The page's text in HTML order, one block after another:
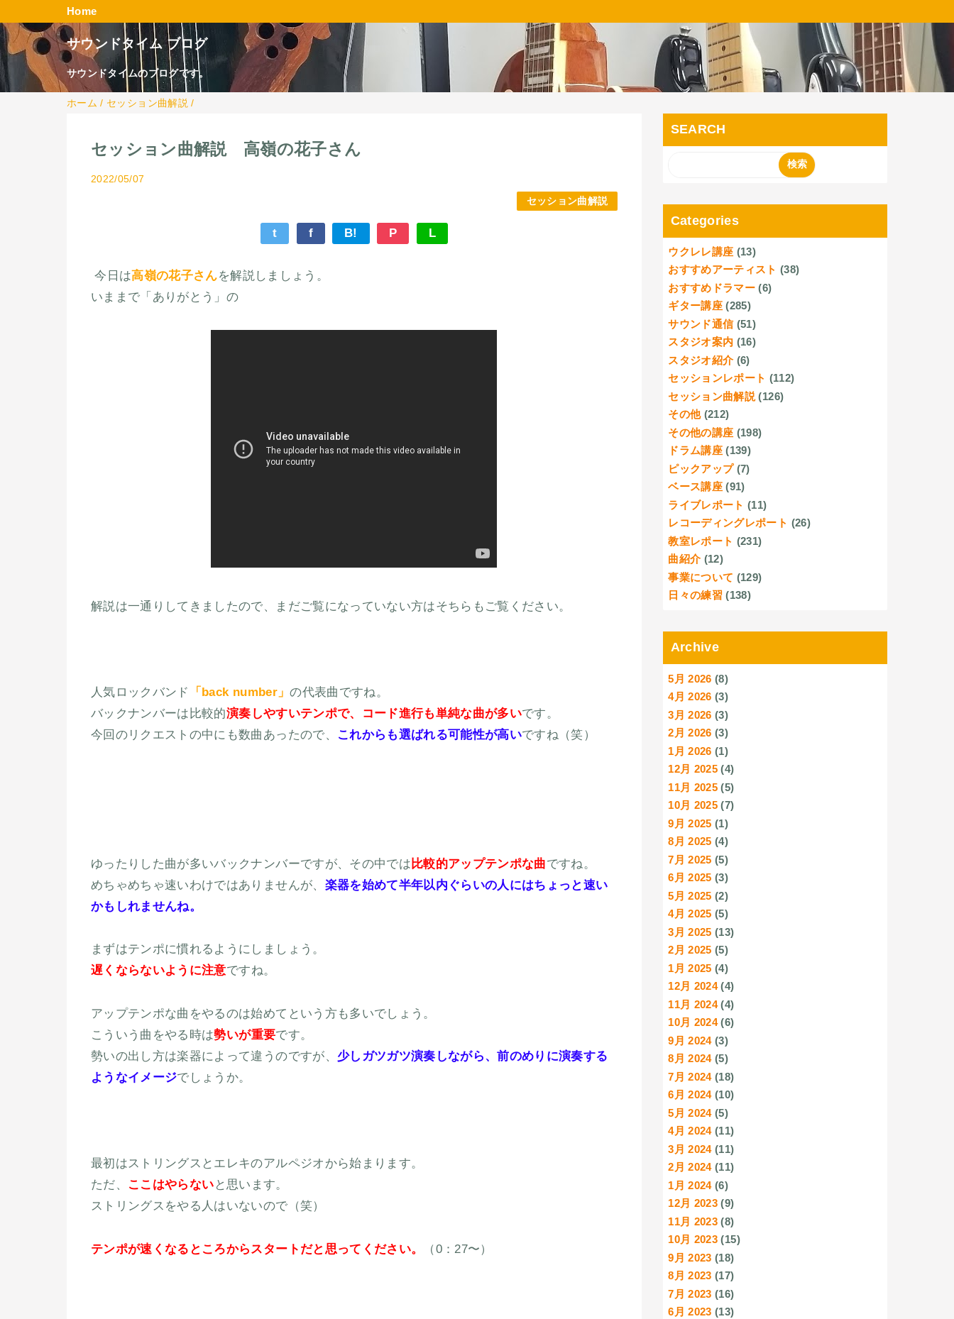
Home
サウンドタイム ブログ
サウンドタイムのブログです。
ホーム / セッション曲解説 /
セッション曲解説 高嶺の花子さん
2022/05/07
セッション曲解説
t f B! P L
今日は高嶺の花子さんを解説しましょう。
いままで「ありがとう」の
解説は一通りしてきましたので、まだご覧になっていない方はそちらもご覧ください。
人気ロックバンド 「back number」の代表曲ですね。
バックナンバーは比較的演奏しやすいテンポで、コード進行も単純な曲が多いです。
今回のリクエストの中にも数曲あったので、
これからも選ばれる可能性が高いですね（笑）
ゆったりした曲が多いバックナンバーですが、その中では 比較的アップテンポな曲ですね。
めちゃめちゃ速いわけではありませんが、 楽器を始めて半年以内ぐらいの人にはちょっと速い
かもしれませんね。
まずはテンポに慣れるようにしましょう。
遅くならないように注意ですね。
アップテンポな曲をやるのは始めてという方も多いでしょう。
こういう曲をやる時は勢いが重要です。
勢いの出し方は楽器によって違うのですが、 少しガツガツ演奏しながら、前のめりに演奏する
ようなイメージでしょうか。
最初はストリングスとエレキのアルペジオから始まります。
ただ、 ここはやらない と思います。
ストリングスをやる人はいないので（笑）
テンポが速くなるところからスタートだと思ってください。 （0：27〜）
SEARCH
Categories
ウクレレ講座 (13)
おすすめアーティスト (38)
おすすめドラマー (6)
ギター講座 (285)
サウンド通信 (51)
スタジオ案内 (16)
スタジオ紹介 (6)
セッションレポート (112)
セッション曲解説 (126)
その他 (212)
その他の講座 (198)
ドラム講座 (139)
ピックアップ (7)
ベース講座 (91)
ライブレポート (11)
レコーディングレポート (26)
教室レポート (231)
曲紹介 (12)
事業について (129)
日々の練習 (138)
Archive
5月 2026 (8)
4月 2026 (3)
3月 2026 (3)
2月 2026 (3)
1月 2026 (1)
12月 2025 (4)
11月 2025 (5)
10月 2025 (7)
9月 2025 (1)
8月 2025 (4)
7月 2025 (5)
6月 2025 (3)
5月 2025 (2)
4月 2025 (5)
3月 2025 (13)
2月 2025 (5)
1月 2025 (4)
12月 2024(4)
11月 2024(4)
10月 2024(6)
9月 2024(3)
8月 2024(5)
7月 2024(18)
6月 2024(10)
5月 2024(5)
4月 2024(11)
3月 2024(11)
2月 2024(11)
1月 2024(6)
12月 2023 (9)
11月 2023 (8)
10月 2023 (15)
9月 2023 (18)
8月 2023 (17)
7月 2023 (16)
6月 2023 (13)